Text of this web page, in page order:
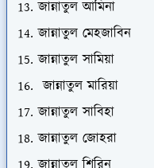
জান্নাতুল আমিনা
জান্নাতুল মেহজাবিন
জান্নাতুল সামিয়া
জান্নাতুল মারিয়া
জান্নাতুল সাবিহা
জান্নাতুল জোহরা